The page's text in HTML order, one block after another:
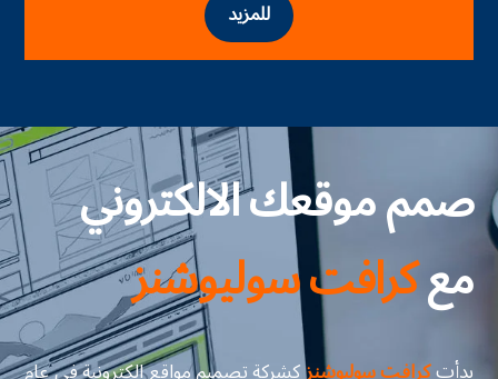
للمزيد
صمم موقعك الالكتروني
معكرافت سوليوشنز
بدأتكرافت سوليوشنزكشركة تصميم مواقع الكترونية في عام